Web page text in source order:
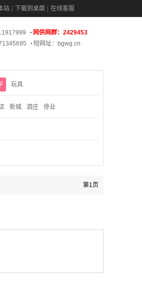
站 下载到桌面 在线客服
网供网群：2429453
短网址：bgwg.cn
玩具
新城 泗庄 停业
第1页